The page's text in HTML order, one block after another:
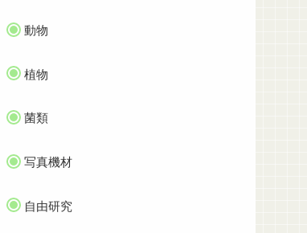
動物
植物
菌類
写真機材
自由研究